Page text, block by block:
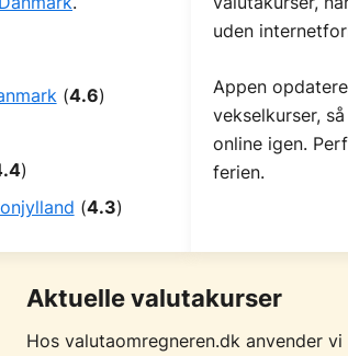
(4.6)
)
(4.3)
uden
Appen
vekselkurser,
online igen.
ferien.
Aktuelle valutakurser
Hos valutaomregneren.dk anvender